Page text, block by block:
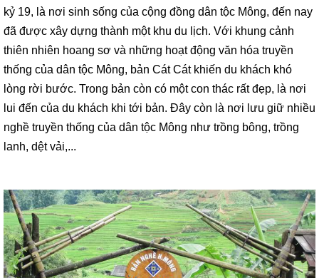
kỷ 19, là nơi sinh sống của cộng đồng dân tộc Mông, đến nay
đã được xây dựng thành một khu du lịch. Với khung cảnh
thiên nhiên hoang sơ và những hoạt động văn hóa truyền
thống của dân tộc Mông, bản Cát Cát khiến du khách khó
lòng rời bước. Trong bản còn có một con thác rất đẹp, là nơi
lui đến của du khách khi tới bản. Đây còn là nơi lưu giữ nhiều
nghề truyền thống của dân tộc Mông như trồng bông, trồng
lanh, dệt vải,...